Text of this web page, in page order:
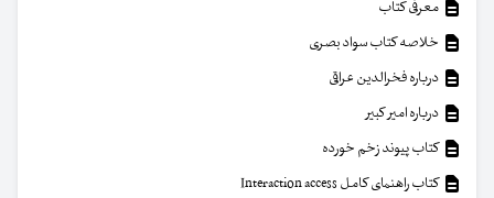
معرفی کتاب
خلاصه کتاب سواد بصری
درباره فخرالدین عراقی
درباره امیر کبیر
کتاب پیوند زخم خورده
کتاب راهنمای کامل Interaction access